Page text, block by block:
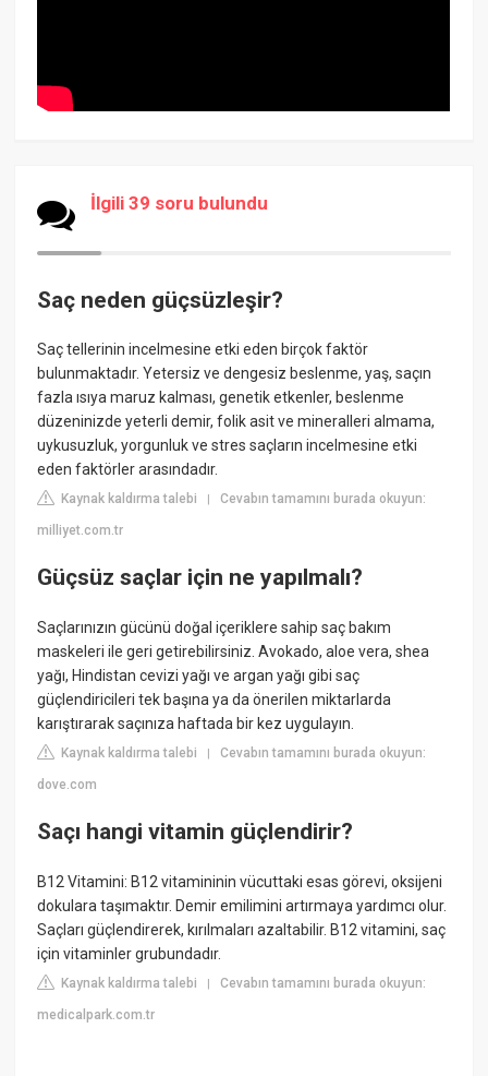
İlgili 39 soru bulundu
Saç neden güçsüzleşir?
Saç tellerinin incelmesine etki eden birçok faktör
bulunmaktadır. Yetersiz ve dengesiz beslenme, yaş, saçın
fazla ısıya maruz kalması, genetik etkenler, beslenme
düzeninizde yeterli demir, folik asit ve mineralleri almama,
uykusuzluk, yorgunluk ve stres saçların incelmesine etki
eden faktörler arasındadır.
Kaynak kaldırma talebi |Cevabın tamamını burada okuyun:
milliyet.com.tr
Güçsüz saçlar için ne yapılmalı?
Saçlarınızın gücünü doğal içeriklere sahip saç bakım
maskeleri ile geri getirebilirsiniz. Avokado, aloe vera, shea
yağı, Hindistan cevizi yağı ve argan yağı gibi saç
güçlendiricileri tek başına ya da önerilen miktarlarda
karıştırarak saçınıza haftada bir kez uygulayın.
Kaynak kaldırma talebi |Cevabın tamamını burada okuyun:
dove.com
Saçı hangi vitamin güçlendirir?
B12 Vitamini: B12 vitamininin vücuttaki esas görevi, oksijeni
dokulara taşımaktır. Demir emilimini artırmaya yardımcı olur.
Saçları güçlendirerek, kırılmaları azaltabilir. B12 vitamini, saç
için vitaminler grubundadır.
Kaynak kaldırma talebi |Cevabın tamamını burada okuyun:
medicalpark.com.tr